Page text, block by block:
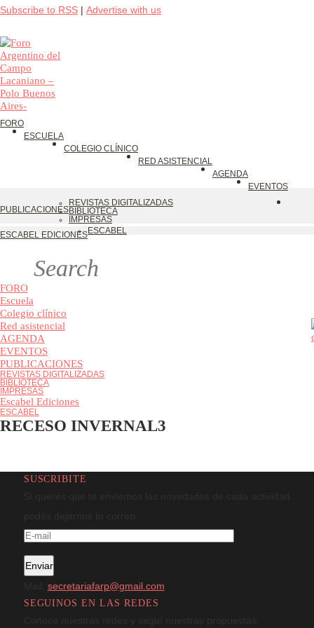
Subscribe to RSS |Advertise with us
FORO
ESCUELA
COLEGIO CLÍNICO
RED ASISTENCIAL
AGENDA
PUBLICACIONES
REVISTAS DIGITALIZADAS
BIBLIOTECA
IMPRESAS
FORO
Escuela
Colegio clínico
Red asistencial
AGENDA
EVENTOS
PUBLICACIONES
REVISTAS DIGITALIZADAS
BIBLIOTECA
IMPRESAS
Escabel Ediciones
ESCABEL
podés dejarnos tu correo
Mail:secretariafarp@gmail.com